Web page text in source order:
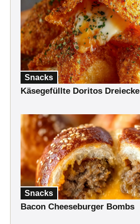
Snacks
Käsegefüllte Doritos Dreiecke
Snacks
Bacon Cheeseburger Bombs